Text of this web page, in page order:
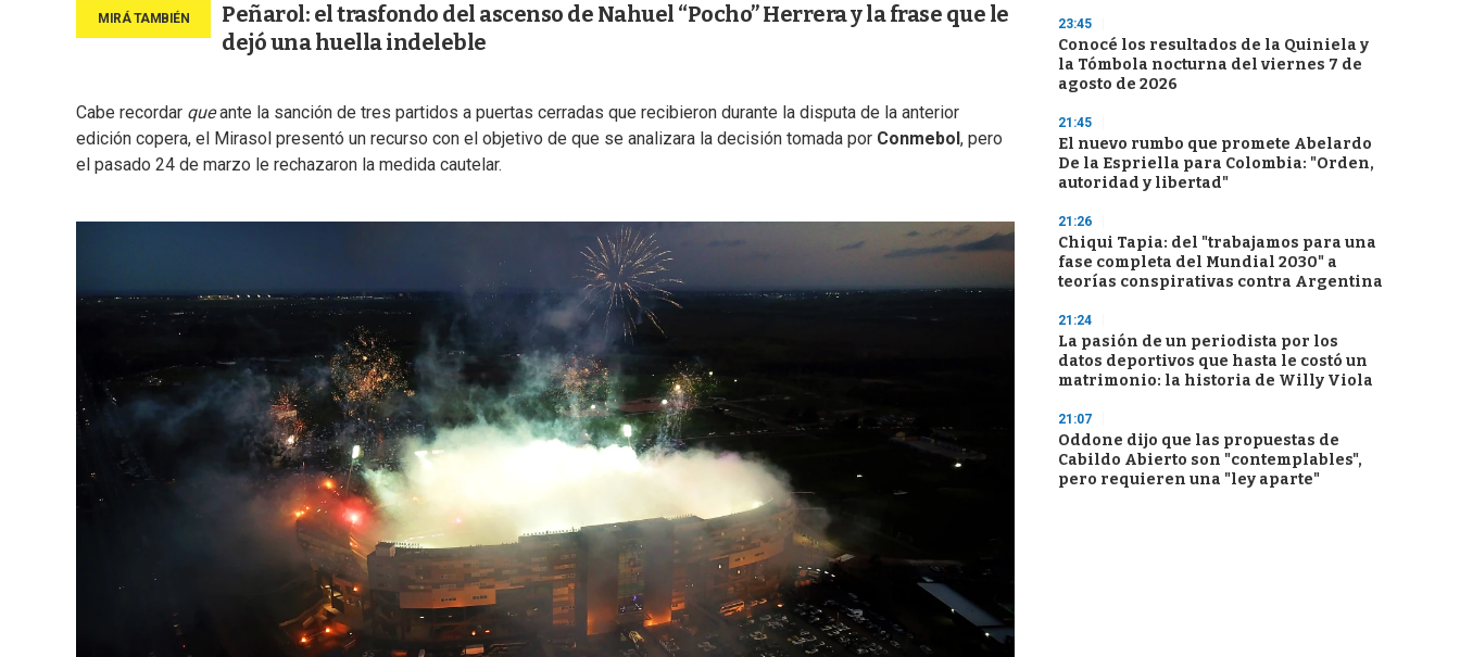
Peñarol: el trasfondo del ascenso de Nahuel “Pocho” Herrera y la frase que le
dejó una huella indeleble
Cabe recordar que ante la sanción de tres partidos a puertas cerradas que recibieron durante la disputa de la anterior
edición copera, el Mirasol presentó un recurso con el objetivo de que se analizara la decisión tomada por Conmebol , pero
el pasado 24 de marzo le rechazaron la medida cautelar.
23:45
Conocé los resultados de la Quiniela y
la Tómbola nocturna del viernes 7 de
agosto de 2026
21:45
El nuevo rumbo que promete Abelardo
De la Espriella para Colombia: "Orden,
autoridad y libertad"
21:26
Chiqui Tapia: del "trabajamos para una
fase completa del Mundial 2030" a
teorías conspirativas contra Argentina
21:24
La pasión de un periodista por los
datos deportivos que hasta le costó un
matrimonio: la historia de Willy Viola
21:07
Oddone dijo que las propuestas de
Cabildo Abierto son "contemplables",
pero requieren una "ley aparte"